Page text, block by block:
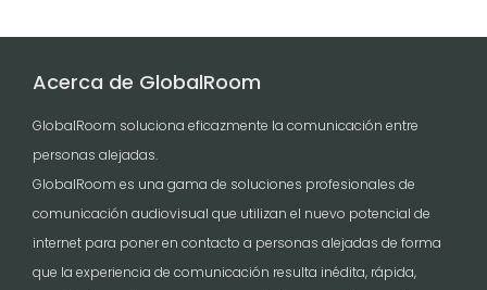
Acerca de GlobalRoom
GlobalRoom soluciona eficazmente la comunicación entre
personas alejadas.
GlobalRoom es una gama de soluciones profesionales de
comunicación audiovisual que utilizan el nuevo potencial de
internet para poner en contacto a personas alejadas de forma
que la experiencia de comunicación resulta inédita, rápida,